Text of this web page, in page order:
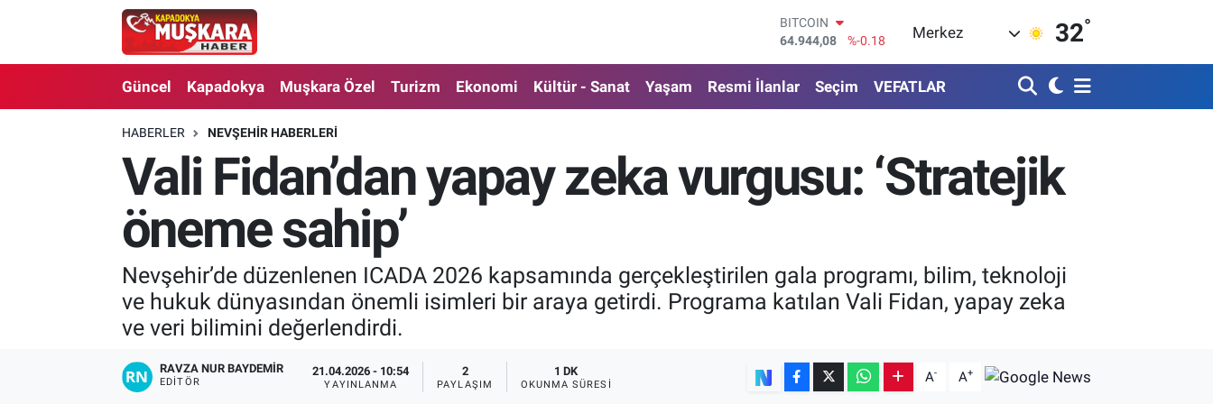
DOLAR
47,7436
%0.18
55,2510
%0.32
STERLİN
64,4811
%0.38
BİST100
13.779
%-14
Merkez 32°
Güncel Kapadokya Muşkara Özel Turizm Ekonomi Kültür - Sanat Yaşam Resmi İlanlar Seçim VEFATLAR
HABERLER NEVŞEHIR HABERLERI
Vali Fidan’dan yapay zeka vurgusu: ‘Stratejik
öneme sahip’
Nevşehir’de düzenlenen ICADA 2026 kapsamında gerçekleştirilen gala programı, bilim, teknoloji
ve hukuk dünyasından önemli isimleri bir araya getirdi. Programa katılan Vali Fidan, yapay zeka
ve veri bilimini değerlendirdi.
RAVZA NUR BAYDEMIR
EDITÖR
21.04.2026 - 10:54
YAYINLANMA
2
PAYLAŞIM
1 DK
OKUNMA SÜRESI A- A+
CANLI SEÇİM SONUÇLARI
Güncel
Muşkara Özel
Kapadokya
Kültür - Sanat
Nevşehir Nöbetçi Eczaneler
Nevşehir Hava Durumu
Nevşehir Trafik Yoğunluk Haritası
Süper Lig Puan Durumu ve Fikstür
Tüm Manşetler
Son Dakika Haberleri